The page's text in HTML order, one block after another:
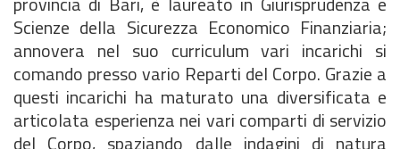
Scienze della Sicurezza Economico Finanziaria;
annovera nel suo curriculum vari incarichi si
comando presso vario Reparti del Corpo. Grazie a
questi incarichi ha maturato una diversificata e
articolata esperienza nei vari comparti di servizio
del Corpo, spaziando dalle indagini di natura